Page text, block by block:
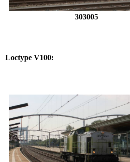
303005
Loctype V100: